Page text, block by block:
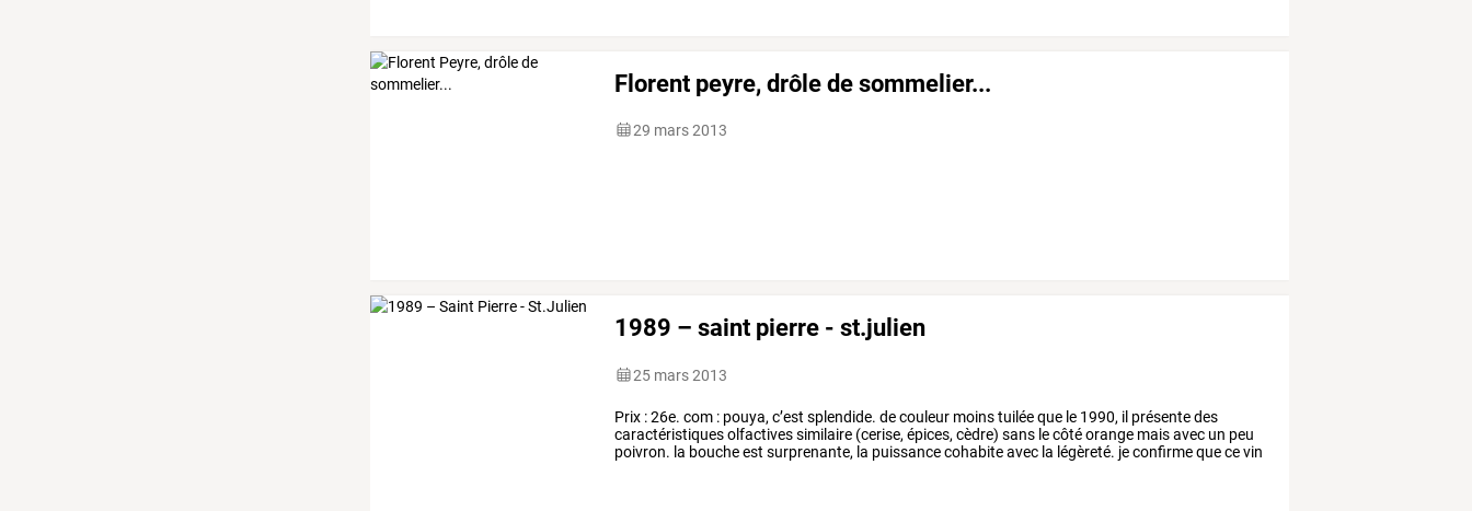
Florent peyre, drôle de sommelier...
29 mars 2013
1989 – saint pierre - st.julien
25 mars 2013
Prix :26e. com : pouya, c’est splendide. decouleur moinstuiléeque le 1990, il présentedes
caractéristiquesolfactivessimilaire (cerise, épices, cèdre) sans lecôtéorange maisavec un peu
poivron. la boucheest surprenante, la puissancecohabiteavec la légèreté. jeconfirmequecevin